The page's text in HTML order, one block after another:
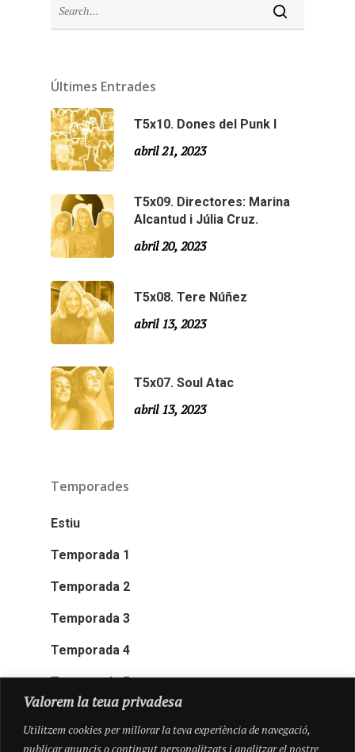
Valorem la teua privadesa
Utilitzem cookies per millorar la teva experiència de navegació,
publicar anuncis o contingut personalitzats i analitzar el nostre
Últimes Entrades
T5x10. Dones del Punk I
abril 21, 2023
T5x09. Directores: Marina
Alcantud i Júlia Cruz.
abril 20, 2023
T5x08. Tere Núñez
abril 13, 2023
T5x07. Soul Atac
abril 13, 2023
Temporades
Estiu
Temporada 1
Temporada 2
Temporada 3
Temporada 4
Temporada 5
Temporada 3
Email: